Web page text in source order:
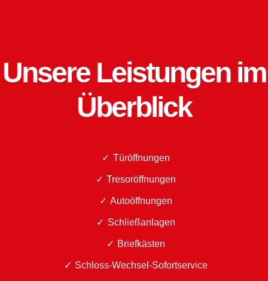
Unsere Leistungen im
Überblick
Türöffnungen
Tresoröffnungen
Autoöffnungen
Schließanlagen
Briefkästen
Schloss-Wechsel-Sofortservice